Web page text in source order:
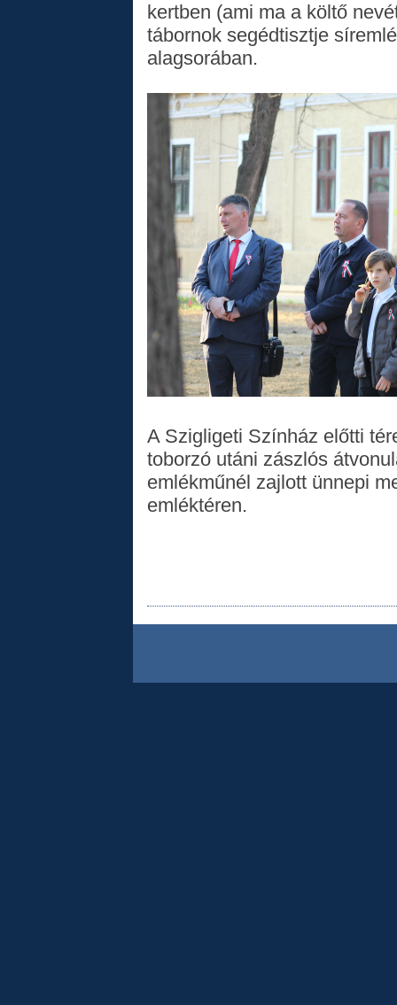
kertben (ami ma a költő
tábornok segédtisztje
alagsorában.
A Szigligeti Színház előtti
toborzó utáni zászlós
emlékműnél zajlott ünnepi
emléktéren.